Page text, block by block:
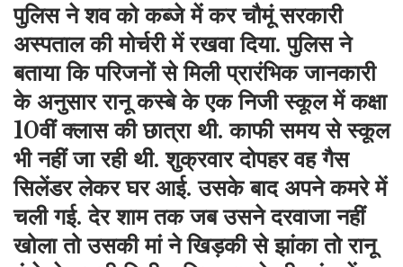
पुलिस ने शव को कब्जे में कर चौमूं सरकारी
अस्पताल की मोर्चरी में रखवा दिया. पुलिस ने
बताया कि परिजनों से मिली प्रारंभिक जानकारी
के अनुसार रानू कस्बे के एक निजी स्कूल में कक्षा
10वीं क्लास की छात्रा थी. काफी समय से स्कूल
भी नहीं जा रही थी. शुक्रवार दोपहर वह गैस
सिलेंडर लेकर घर आई. उसके बाद अपने कमरे में
चली गई. देर शाम तक जब उसने दरवाजा नहीं
खोला तो उसकी मां ने खिड़की से झांका तो रानू